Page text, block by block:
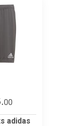
00
adidas